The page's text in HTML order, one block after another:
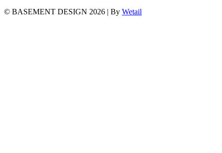
© BASEMENT DESIGN 2026 | By Wetail